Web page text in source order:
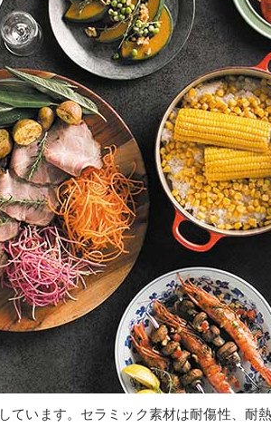
ています。セラミック素材は耐傷性、耐